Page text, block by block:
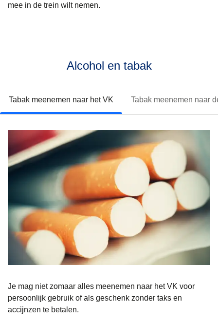
mee in de trein wilt nemen.
Alcohol en tabak
Tabak meenemen naar het VK Tabak meenemen naar
Je mag niet zomaar alles meenemen naar het VK voor
persoonlijk gebruik of als geschenk zonder taks en
accijnzen te betalen.